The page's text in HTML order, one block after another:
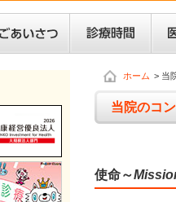
ホーム 当
当院のコ
使命～